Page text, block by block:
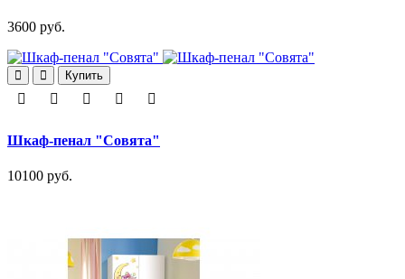
3600 руб.
Купить
Шкаф-пенал "Совята"
10100 руб.